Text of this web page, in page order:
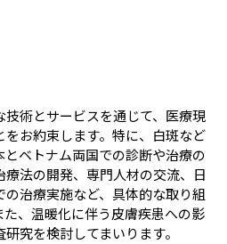
術とサービスを通じて、医療現
お約束します。特に、白斑など
ベトナム両国での診断や治療の
法の開発、専門人材の交流、日
治療実施など、具体的な取り組
、温暖化に伴う皮膚疾患への影
究を検討してまいります。